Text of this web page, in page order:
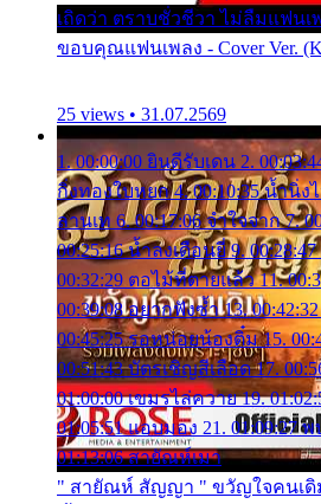
เถิดว่า ตราบชั่วชีวา ไม่ลืมแฟนเ
ขอบคุณแฟนเพลง - Cover Ver.
25 views • 31.07.2569
1. 00:00:00 ยินดีรับเดน 2.
กิ่งทองใบหยก 4. 00:10:35 น้ำนิ่ง
ลานเท 6. 00:17:06 จำใจจาก 7.
00:25:16 น้ำลงเดือนยี่ 9.
00:32:29 ตอไม้ที่ตายแล้ว 11.
00:39:08 อยากฟังซ้ำ 13.
00:45:25 รอหน่อยน้องติ๋ม 15.
00:51:43 บัตรเชิญสีเลือด 17.
01:00:00 เขมรไล่ควาย 19.
01:05:51 แอบมอง 21. 01:09:27
01:13:06 สายัณห์เมา
" สายัณห์ สัญญา " ขวัญใจคนเดิม